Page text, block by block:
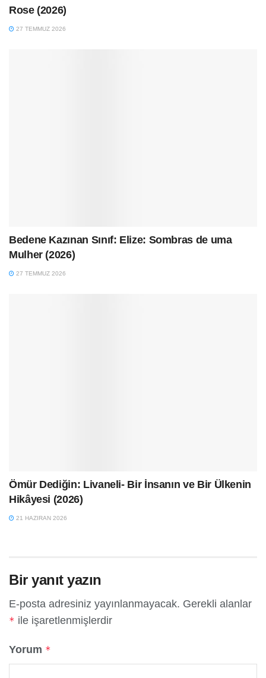
Rose (2026)
27 TEMMUZ 2026
Bedene Kazınan Sınıf: Elize: Sombras de uma
Mulher (2026)
27 TEMMUZ 2026
Ömür Dediğin: Livaneli- Bir İnsanın ve Bir Ülkenin
Hikâyesi (2026)
21 HAZIRAN 2026
Bir yanıt yazın
E-posta adresiniz yayınlanmayacak. Gerekli alanlar
* ile işaretlenmişlerdir
Yorum *